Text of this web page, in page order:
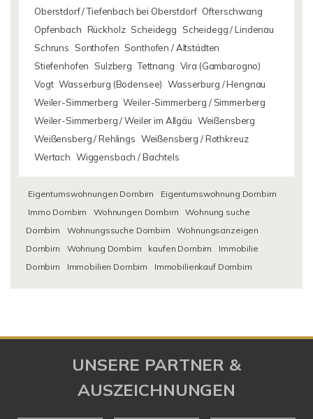
Oberstdorf / Tiefenbach bei Oberstdorf Ofterschwang
Opfenbach Rückholz Scheidegg
Scheidegg / Lindenau
Schruns
Sonthofen Sonthofen / Altstädten
Stiefenhofen
Sulzberg Tettnang Vira (Gambarogno)
Vogt Wasserburg (Bodensee) Wasserburg / Hengnau
Weiler-Simmerberg Weiler-Simmerberg / Simmerberg
Weiler-Simmerberg / Weiler im Allgäu Weißensberg
Weißensberg / Rehlings Weißensberg / Rothkreuz
Wertach Wiggensbach / Bachtels
Eigentumswohnungen Dornbirn
Eigentumswohnung Dornbirn
Immo Dornbirn
Wohnungen Dornbirn
Wohnung suche
Dornbirn
Wohnungssuche Dornbirn
Wohnungsanzeigen
Dornbirn
Wohnung Dornbirn kaufen Dornbirn
Immobilie
Dornbirn
Immobilien Dornbirn Immobilienkauf Dornbirn
UNSERE PARTNER &
AUSZEICHNUNGEN